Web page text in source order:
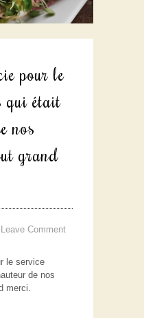
pour le
qui était
nos
grand
Leave Comment
le service
de nos
merci.